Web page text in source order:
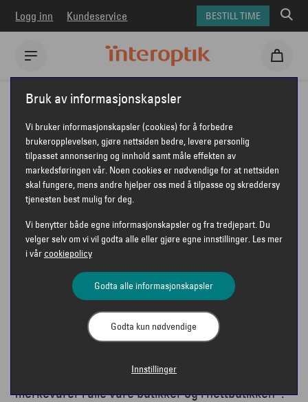
Logg inn Kundeservice BESTILL TIME
Interoptik Våre tilbud Solbrillekupp
SOMMERSALG
Nå får du opptil 50% på solbriller fra kjente
merkevarer i alle våre butikker og i nettbutikken*.
Bruk av informasjonskapsler
Vi bruker informasjonskapsler (cookies) for å forbedre
brukeropplevelsen, gjøre nettsiden bedre, levere personlig
tilpasset annonsering og innhold samt måle effekten av
markedsføringen vår. Noen cookies er nødvendige for at nettsiden
skal fungere, mens andre hjelper oss med å tilpasse og skreddersy
tjenesten best mulig for deg.
Vi benytter både egne informasjonskapsler og fra tredjepart. Du
velger selv om vi vil godta alle eller gjøre egne innstillinger. Les mer
i vår cookiepolicy
Godta alle informasjonskapsler
Godta kun nødvendige
Innstillinger